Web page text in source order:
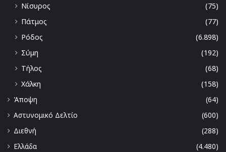
Νίσυρος
(75)
Πάτμος
(77)
Ρόδος
(6.898)
Σύμη
(192)
Τήλος
(68)
Χάλκη
(158)
Άποψη
(64)
Αστυνομικό Δελτίο
(600)
Διεθνή
(288)
Ελλάδα
(4.480)